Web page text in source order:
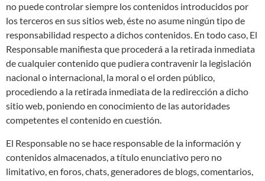
no puede controlar siempre los contenidos introducidos por
los terceros en sus sitios web, éste no asume ningún tipo de
responsabilidad respecto a dichos contenidos. En todo caso, El
Responsable manifiesta que procederá a la retirada inmediata
de cualquier contenido que pudiera contravenir la legislación
nacional o internacional, la moral o el orden público,
procediendo a la retirada inmediata de la redirección a dicho
sitio web, poniendo en conocimiento de las autoridades
competentes el contenido en cuestión.
El Responsable no se hace responsable de la información y
contenidos almacenados, a título enunciativo pero no
limitativo, en foros, chats, generadores de blogs, comentarios,